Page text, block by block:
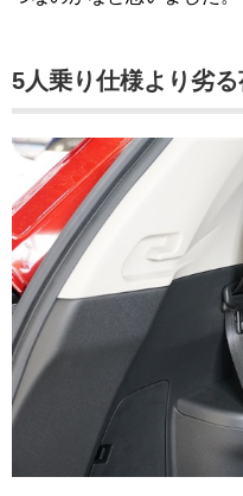
5人乗り仕様より劣